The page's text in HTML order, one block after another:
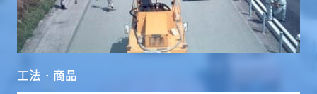
工法・商品